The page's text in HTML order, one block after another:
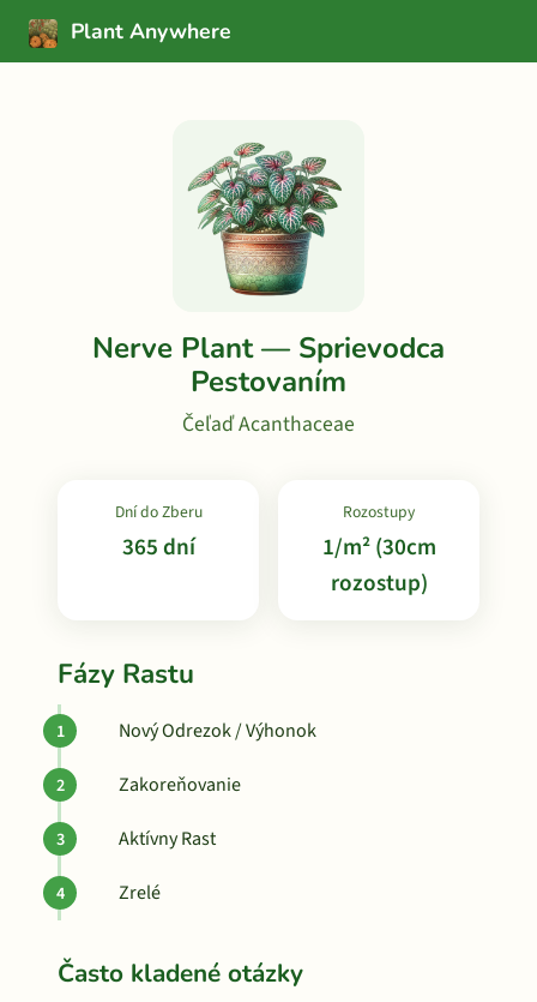
Plant Anywhere
Nerve Plant — Sprievodca
Pestovaním
Čeľaď Acanthaceae
Dní do Zberu
365 dní
Rozostupy
1/m² (30cm
rozostup)
Fázy Rastu
Nový Odrezok / Výhonok
Zakoreňovanie
Aktívny Rast
Zrelé
Často kladené otázky